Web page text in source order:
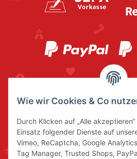
Wie wir Cookies & Co
Durch Klicken auf „Alle
Einsatz folgender Dienste auf
Vimeo, ReCaptcha, Google
Tag Manager, Trusted Shops,